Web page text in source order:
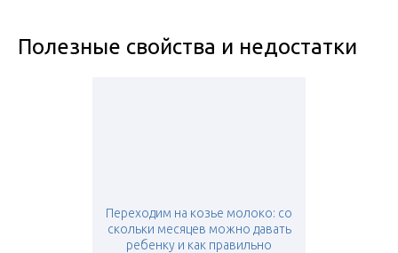
Полезные свойства и недостатки
Переходим на козье молоко: со
скольки месяцев можно давать
ребенку и как правильно